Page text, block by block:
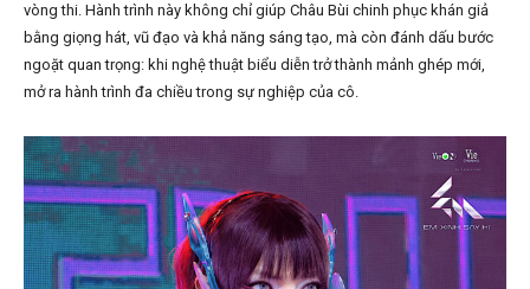
vòng thi. Hành trình này không chỉ giúp Châu Bùi chinh phục khán giả
bằng giọng hát, vũ đạo và khả năng sáng tạo, mà còn đánh dấu bước
ngoặt quan trọng: khi nghệ thuật biểu diễn trở thành mảnh ghép mới,
mở ra hành trình đa chiều trong sự nghiệp của cô.